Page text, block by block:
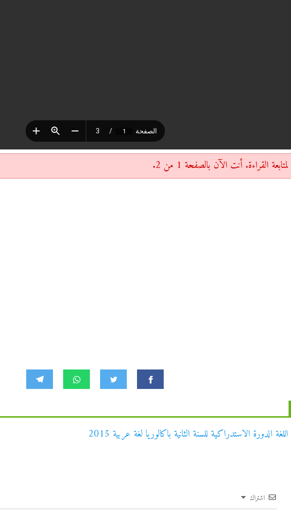
القراءة. أنت الآن بالصفحة 1 من 2.
الدورة الاستدراكية للسنة الثانية باكالوريا لغة عربية 2015
اشتراك